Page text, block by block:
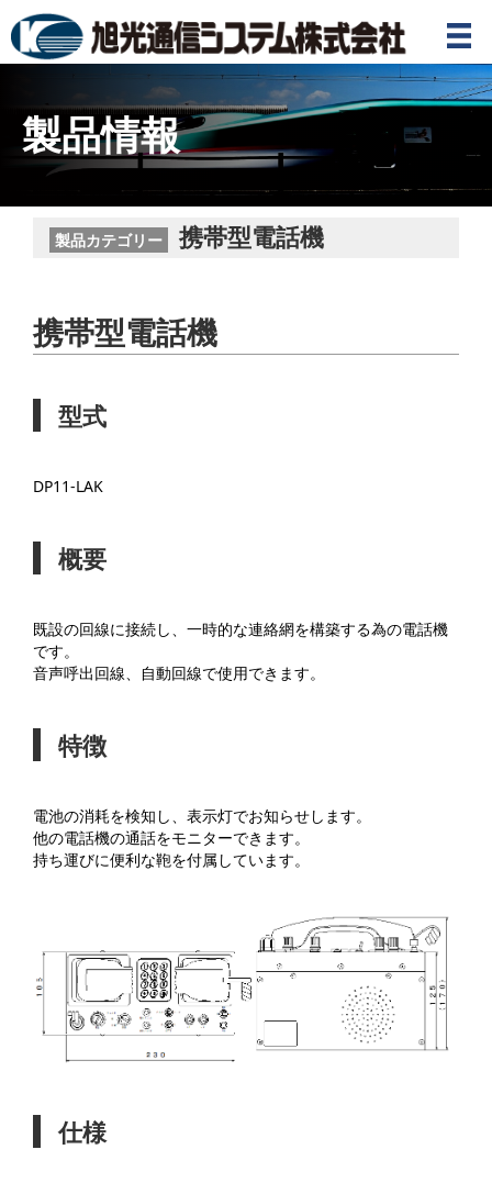
製品情報
製品カテゴリー 携帯型電話機
携帯型電話機
型式
DP11-LAK
概要
既設の回線に接続し、一時的な連絡網を構築する為の電話機
です。
音声呼出回線、自動回線で使用できます。
特徴
電池の消耗を検知し、表示灯でお知らせします。
他の電話機の通話をモニターできます。
持ち運びに便利な鞄を付属しています。
仕様